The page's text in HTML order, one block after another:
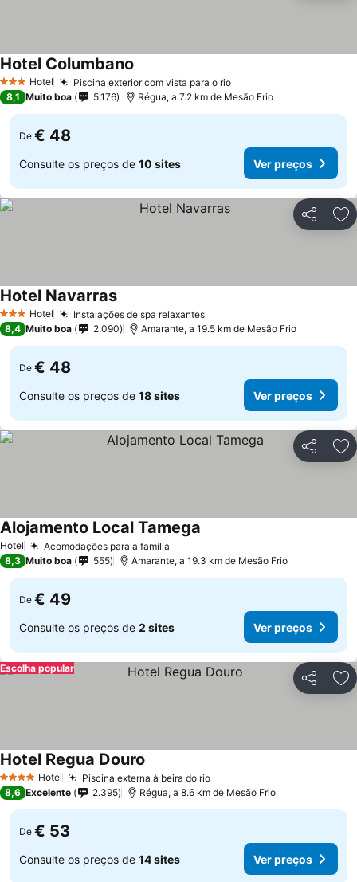
3 EstrelasHotel Piscina exterior com vista para o rio
Hotel Columbano
8,1 Muito boa 5.176 Régua, a 7.2 km de Mesão Frio
De € 48
Consulte os preços de 10 sites Ver preços
Partilhar
3 EstrelasHotel Instalações de spa relaxantes
Hotel Navarras
8,4 Muito boa 2.090 Amarante, a 19.5 km de Mesão Frio
De € 48
Consulte os preços de 18 sites Ver preços
Partilhar
Hotel Acomodações para a família
Alojamento Local Tamega
8,3 Muito boa 555 Amarante, a 19.3 km de Mesão Frio
De € 49
Consulte os preços de 2 sites Ver preços
Partilhar
Escolha popular
4 EstrelasHotel Piscina externa à beira do rio
Hotel Regua Douro
8,6 Excelente 2.395 Régua, a 8.6 km de Mesão Frio
De € 53
Consulte os preços de 14 sites Ver preços